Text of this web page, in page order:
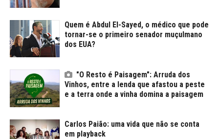
Quem é Abdul El-Sayed, o médico que pode
tornar-se o primeiro senador muçulmano
dos EUA?
"O Resto é Paisagem": Arruda dos
Vinhos, entre a lenda que afastou a peste
e a terra onde a vinha domina a paisagem
Carlos Paião: uma vida que não se conta
em playback